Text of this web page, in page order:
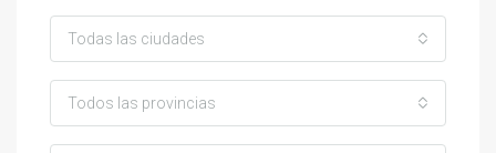
Todas las ciudades
Todos las provincias